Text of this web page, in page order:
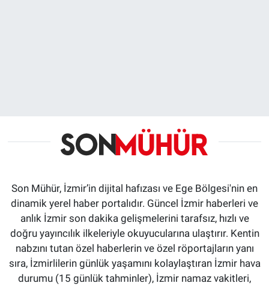
Son Mühür, İzmir’in dijital hafızası ve Ege Bölgesi'nin en
dinamik yerel haber portalıdır. Güncel İzmir haberleri ve
anlık İzmir son dakika gelişmelerini tarafsız, hızlı ve
doğru yayıncılık ilkeleriyle okuyucularına ulaştırır. Kentin
nabzını tutan özel haberlerin ve özel röportajların yanı
sıra, İzmirlilerin günlük yaşamını kolaylaştıran İzmir hava
durumu (15 günlük tahminler), İzmir namaz vakitleri,